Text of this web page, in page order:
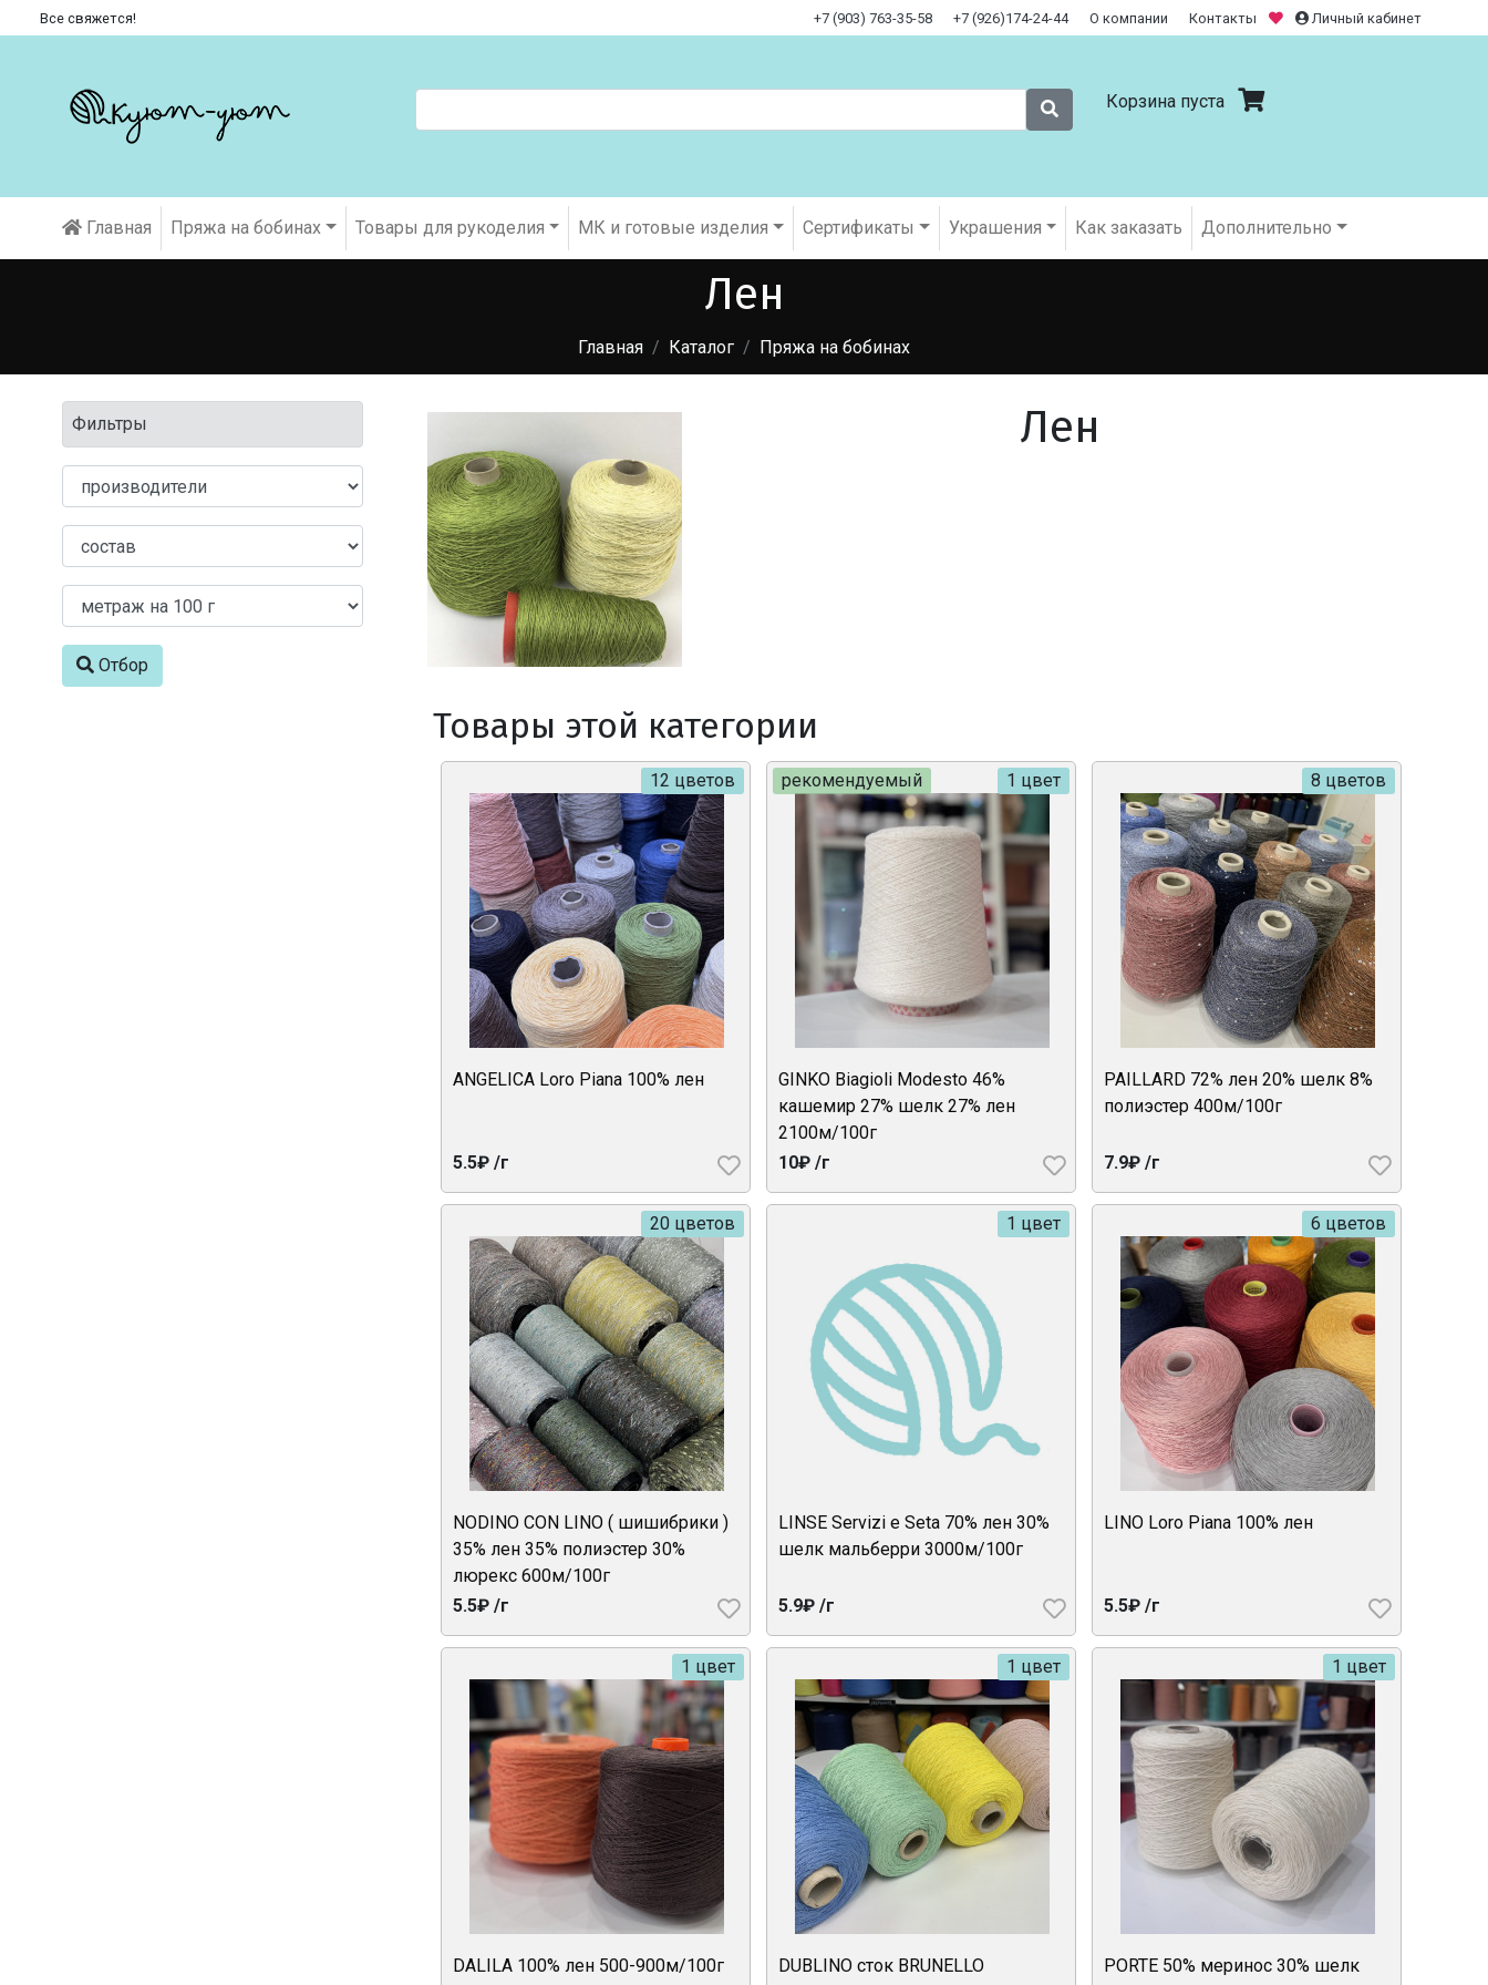
Все свяжется! +7 (903) 763-35-58 +7 (926)174-24-44 О компании Контакты Личный кабинет
Корзина пуста
Главная Пряжа на бобинах Товары для рукоделия МК и готовые изделия Cертификаты Украшения Как заказать Дополнительно
Лен
Главная Каталог Пряжа на бобинах
Фильтры
Отбор
Лен
Товары этой категории
ANGELICA Loro Piana 100% лен
5.5₽ /г
12 цветов
GINKO Biagioli Modesto 46%
кашемир 27% шелк 27% лен
2100м/100г
10₽ /г
рекомендуемый 1 цвет
PAILLARD 72% лен 20% шелк 8%
полиэстер 400м/100г
7.9₽ /г
8 цветов
NODINO CON LINO ( шишибрики )
35% лен 35% полиэстер 30%
люрекс 600м/100г
5.5₽ /г
20 цветов
LINSE Servizi e Seta 70% лен 30%
шелк мальберри 3000м/100г
5.9₽ /г
1 цвет
LINO Loro Piana 100% лен
5.5₽ /г
6 цветов
DALILA 100% лен 500-900м/100г
1 цвет
DUBLINO сток BRUNELLO
1 цвет
PORTE 50% меринос 30% шелк
1 цвет